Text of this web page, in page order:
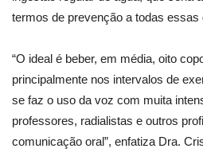
termos de prevenção a todas essas
“O ideal é beber, em média, oito
principalmente nos intervalos de
se faz o uso da voz com muita
professores, radialistas e outros
comunicação oral”, enfatiza Dra.